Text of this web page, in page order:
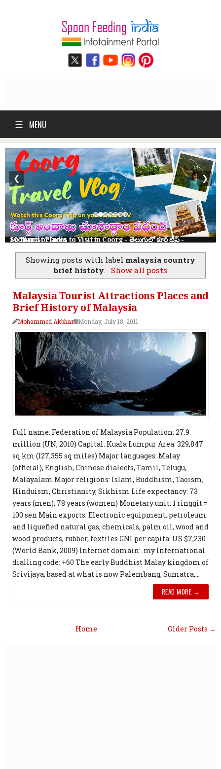
☰ MENU
తెనాలి రామలింగ కథలు: 8 నీతి కథలు తెలుగు పిల్లలకు | Tenali Ramalinga Stories in Telugu
❮ ❯
Showing posts with label malaysia country
brief histoty. Show all posts
Malaysia Tourist Attractions Places and
Brief History of Malaysia
Mohammed Akbhar Monday, July 18, 2011
Full name: Federation of Malaysia Population: 27.9
million (UN, 2010) Capital: Kuala Lumpur Area: 329,847
sq km (127,355 sq miles) Major languages: Malay
(official), English, Chinese dialects, Tamil, Telugu,
Malayalam Major religions: Islam, Buddhism, Taoism,
Hinduism, Christianity, Sikhism Life expectancy: 73
years (men), 78 years (women) Monetary unit: 1 ringgit =
100 sen Main exports: Electronic equipment, petroleum
and liquefied natural gas, chemicals, palm oil, wood and
wood products, rubber, textiles GNI per capita: US $7,230
(World Bank, 2009) Internet domain: .my International
dialling code: +60 The early Buddhist Malay kingdom of
Srivijaya, based at what is now Palembang, Sumatra,...
READ MORE →
Older Posts →
Home